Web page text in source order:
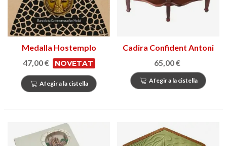
Medalla Hostemplo
Gaudí 2026
47,00 € NOVETAT
Afegir a la cistella
Cadira Confident Antoni
Gaudí
65,00 €
Afegir a la cistella